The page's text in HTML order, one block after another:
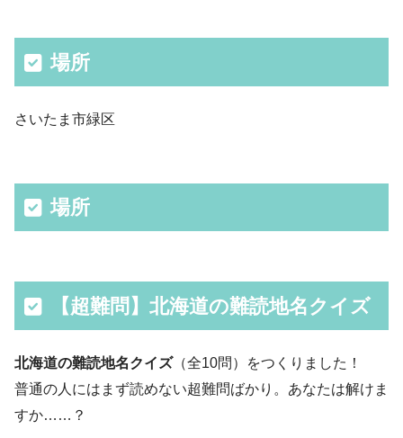
場所
さいたま市緑区
場所
【超難問】北海道の難読地名クイズ
北海道の難読地名クイズ（全10問）をつくりました！
普通の人にはまず読めない超難問ばかり。あなたは解けま
すか……？